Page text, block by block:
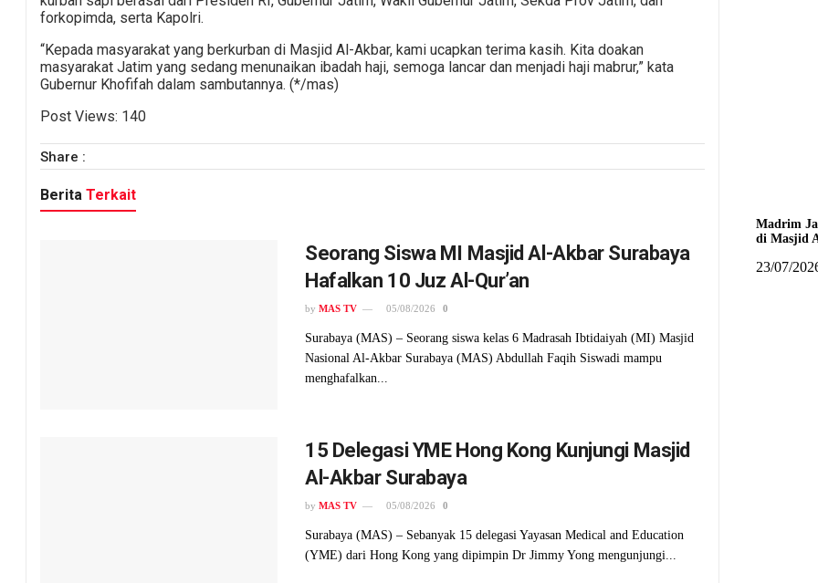
forkopimda, serta Kapolri.
“Kepada masyarakat yang berkurban di Masjid Al-Akbar, kami ucapkan terima kasih. Kita doakan
masyarakat Jatim yang sedang menunaikan ibadah haji, semoga lancar dan menjadi haji mabrur,” kata
Gubernur Khofifah dalam sambutannya. (*/mas)
Post Views: 140
Share :
Berita Terkait
Seorang Siswa MI Masjid Al-Akbar Surabaya
Hafalkan 10 Juz Al-Qur’an
by MAS TV 05/08/2026 0
Surabaya (MAS) – Seorang siswa kelas 6 Madrasah Ibtidaiyah (MI) Masjid
Nasional Al-Akbar Surabaya (MAS) Abdullah Faqih Siswadi mampu
menghafalkan...
15 Delegasi YME Hong Kong Kunjungi Masjid
Al-Akbar Surabaya
by MAS TV 05/08/2026 0
Surabaya (MAS) – Sebanyak 15 delegasi Yayasan Medical and Education
(YME) dari Hong Kong yang dipimpin Dr Jimmy Yong mengunjungi...
Madrim
di Masjid
23/07/